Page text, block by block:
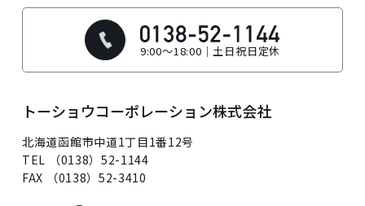
9:00～18:00｜土日祝日定休
トーショウコーポレーション株式会社
北海道函館市中道1丁目1番12号
TEL （0138）52-1144
FAX （0138）52-3410